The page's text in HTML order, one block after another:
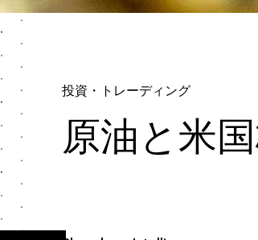
投資・トレーディング
原油と米